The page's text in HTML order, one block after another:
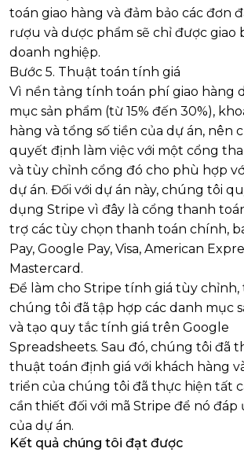
toán giao hàng và đảm bảo các đơn
rượu và dược phẩm sẽ chỉ được giao
doanh nghiệp.
Bước 5. Thuật toán tính giá
Vì nền tảng tính toán phí giao hàng
mục sản phẩm (từ 15% đến 30%),
hàng và tổng số tiền của dự án, nên
quyết định làm việc với một cổng
và tùy chỉnh cổng đó cho phù hợp
dự án. Đối với dự án này, chúng tôi
dụng Stripe vì đây là cổng thanh
trợ các tùy chọn thanh toán chính,
Pay, Google Pay, Visa, American
Mastercard.
Để làm cho Stripe tính giá tùy chỉnh,
chúng tôi đã tập hợp các danh mục
và tạo quy tắc tính giá trên Google
Spreadsheets. Sau đó, chúng tôi đã
thuật toán định giá với khách hàng
triển của chúng tôi đã thực hiện tất
cần thiết đối với mã Stripe để nó đáp
của dự án.
Kết quả chúng tôi đạt được